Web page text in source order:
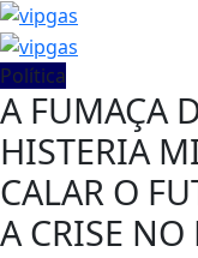
Política
A FUMAÇA
HISTERIA
CALAR O
A CRISE NO